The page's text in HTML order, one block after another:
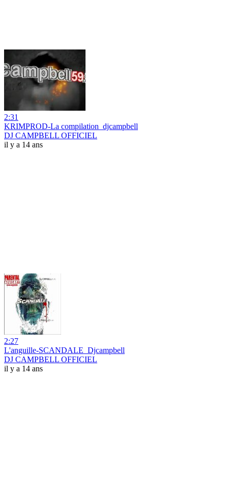
2:31
KRIMPROD-La compilation_djcampbell
DJ CAMPBELL OFFICIEL
il y a 14 ans
2:27
L'anguille-SCANDALE_Djcampbell
DJ CAMPBELL OFFICIEL
il y a 14 ans